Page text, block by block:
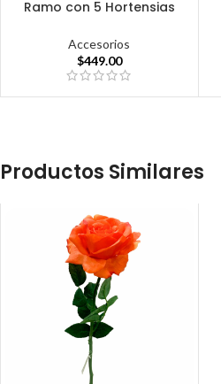
Ramo con 5 Hortensias
Accesorios
$449.00
Productos Similares